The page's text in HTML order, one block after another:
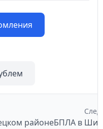
районеБПЛА в